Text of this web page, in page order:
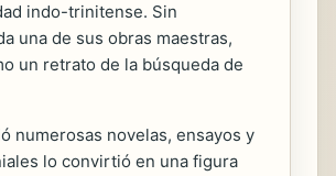
indo-trinitense. Sin
una de sus obras maestras,
un retrato de la búsqueda de
numerosas novelas, ensayos y
lo convirtió en una figura